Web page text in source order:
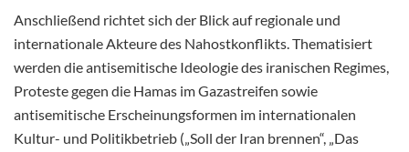
Anschließend richtet sich der Blick auf regionale und
internationale Akteure des Nahostkonflikts. Thematisiert
werden die antisemitische Ideologie des iranischen Regimes,
Proteste gegen die Hamas im Gazastreifen sowie
antisemitische Erscheinungsformen im internationalen
Kultur- und Politikbetrieb („Soll der Iran brennen“, „Das